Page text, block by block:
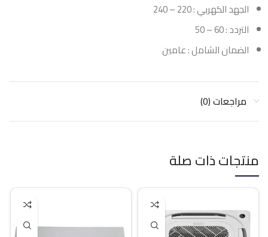
الجهد الكهربي : 220 – 240
التردد : 60 – 50
الضمان الشامل : عامين
مراجعات (0)
منتجات ذات صلة